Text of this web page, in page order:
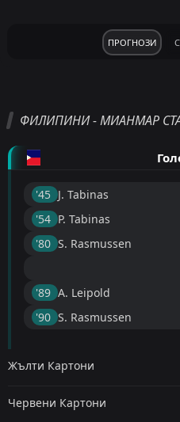
ПРОГНОЗИ
ФИЛИПИНИ - МИАНМАР
'45 ︎ J. Tabinas
'54 ︎ P. Tabinas
'80 ︎ S. Rasmussen
'89 ︎ A. Leipold
'90 ︎ S. Rasmussen
Жълти Картони
Червени Картони